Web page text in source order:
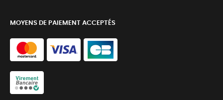
MOYENS DE PAIEMENT ACCEPTÉS